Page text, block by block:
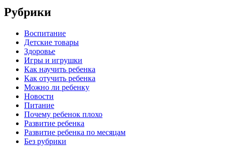
Рубрики
Воспитание
Детские товары
Здоровье
Игры и игрушки
Как научить ребенка
Как отучить ребенка
Можно ли ребенку
Новости
Питание
Почему ребенок плохо
Развитие ребенка
Развитие ребенка по месяцам
Без рубрики